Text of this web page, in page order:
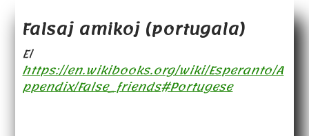
Falsaj amikoj (portugala)
El
https://en.wikibooks.org/wiki/Esperanto/A
ppendix/False_friends#Portugese